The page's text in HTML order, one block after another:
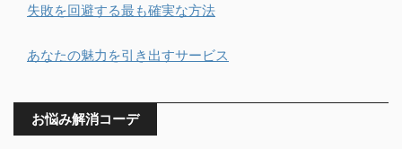
失敗を回避する最も確実な方法
あなたの魅力を引き出すサービス
お悩み解消コーデ